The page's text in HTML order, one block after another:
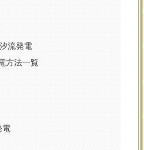
流発電
方法一覧
電